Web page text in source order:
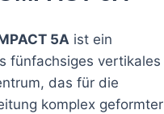
5A ist ein
fünfachsiges vertikales
das für die
komplex geformter